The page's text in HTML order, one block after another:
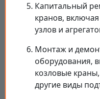
Капитальный
кранов,
узлов и
Монтаж и
оборудования,
козловые
другие виды